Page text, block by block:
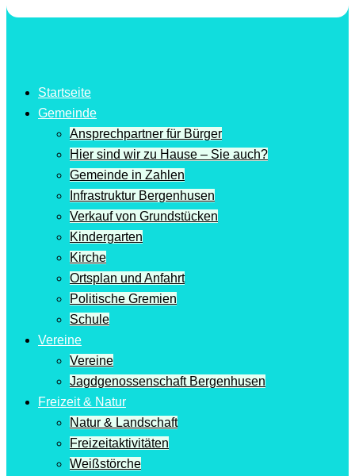
Startseite
Gemeinde
Ansprechpartner für Bürger
Hier sind wir zu Hause – Sie auch?
Gemeinde in Zahlen
Infrastruktur Bergenhusen
Verkauf von Grundstücken
Kindergarten
Kirche
Ortsplan und Anfahrt
Politische Gremien
Schule
Vereine
Vereine
Jagdgenossenschaft Bergenhusen
Freizeit & Natur
Natur & Landschaft
Freizeitaktivitäten
Weißstörche